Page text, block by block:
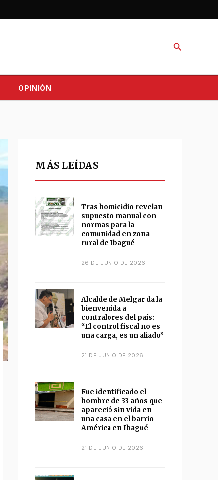
Buscar
OPINIÓN
MÁS LEÍDAS
Tras homicidio revelan
supuesto manual con
normas para la
comunidad en zona
rural de Ibagué
26 DE JUNIO DE 2026
Alcalde de Melgar da la
bienvenida a
contralores del país:
“El control fiscal no es
una carga, es un aliado”
21 DE JUNIO DE 2026
Fue identificado el
hombre de 33 años que
apareció sin vida en
una casa en el barrio
América en Ibagué
21 DE JUNIO DE 2026